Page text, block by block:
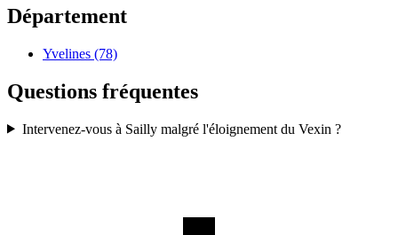
Département
Yvelines (78)
Questions fréquentes
Intervenez-vous à Sailly malgré l'éloignement du Vexin ?